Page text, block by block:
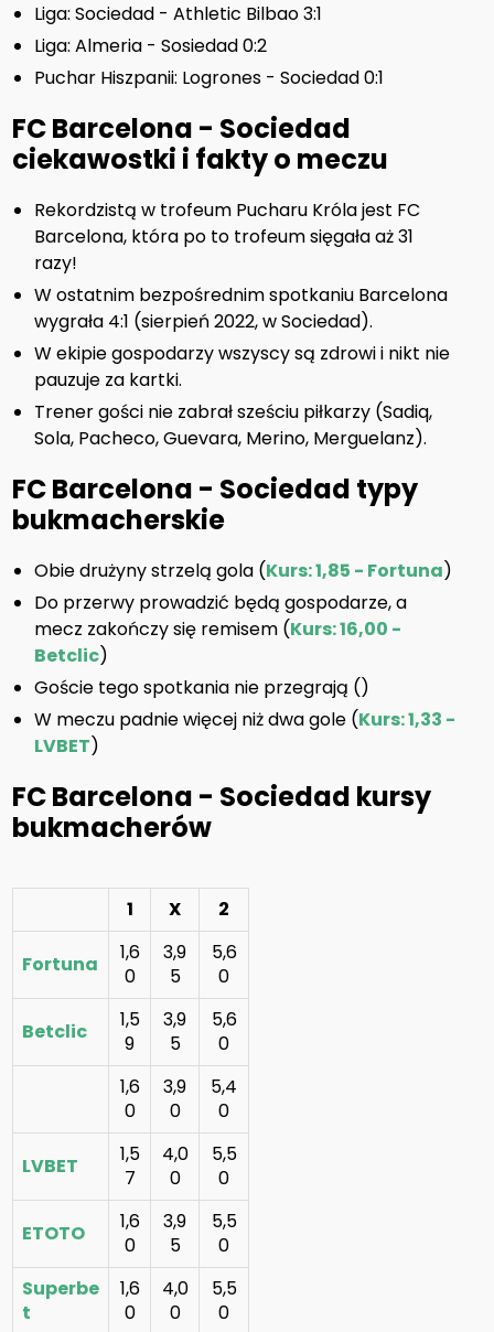
Liga: Sociedad - Athletic Bilbao 3:1
Liga: Almeria - Sosiedad 0:2
Puchar Hiszpanii: Logrones - Sociedad 0:1
FC Barcelona - Sociedad
ciekawostki i fakty o meczu
Rekordzistą w trofeum Pucharu Króla jest FC
Barcelona, która po to trofeum sięgała aż 31
razy!
W ostatnim bezpośrednim spotkaniu Barcelona
wygrała 4:1 (sierpień 2022, w Sociedad).
W ekipie gospodarzy wszyscy są zdrowi i nikt nie
pauzuje za kartki.
Trener gości nie zabrał sześciu piłkarzy (Sadiq,
Sola, Pacheco, Guevara, Merino, Merguelanz).
FC Barcelona - Sociedad typy
bukmacherskie
Obie drużyny strzelą gola (Kurs: 1,85 - Fortuna)
Do przerwy prowadzić będą gospodarze, a
mecz zakończy się remisem (Kurs: 16,00 -
Betclic)
Goście tego spotkania nie przegrają ()
W meczu padnie więcej niż dwa gole (Kurs: 1,33 -
LVBET)
FC Barcelona - Sociedad kursy
bukmacherów
1 X 2
Fortuna
1,6
0
3,9
5
5,6
0
Betclic
1,5
9
3,9
5
5,6
0
1,6
0
3,9
0
5,4
0
LVBET
1,5
7
4,0
0
5,5
0
ETOTO
1,6
0
3,9
5
5,5
0
Superbe
t
1,6
0
4,0
0
5,5
0